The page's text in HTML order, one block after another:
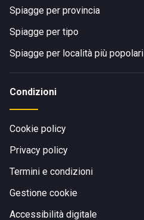
Spiagge per provincia
Spiagge per tipo
Spiagge per località più popolari
Condizioni
Cookie policy
Privacy policy
Termini e condizioni
Gestione cookie
Accessibilità digitale